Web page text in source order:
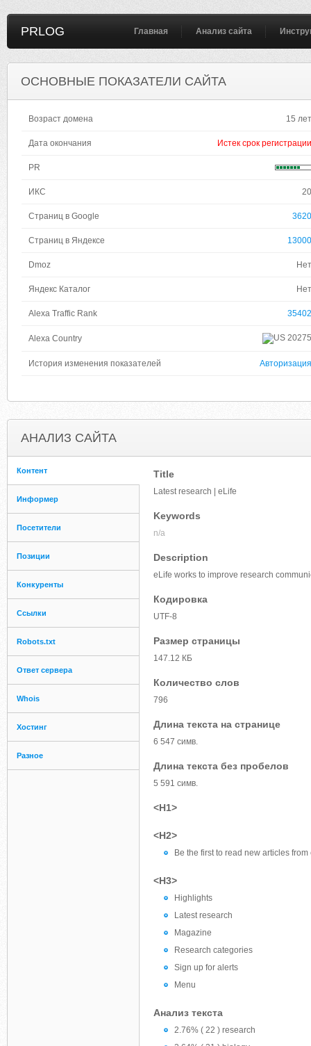
PRLOG Главная Анализ сайта
ОСНОВНЫЕ ПОКАЗАТЕЛИ САЙТА
Возраст домена 15 лет
Дата окончания Истек срок регистрации
PR
ИКС 20
Страниц в Google 3620
Страниц в Яндексе 13000
Dmoz Нет
Яндекс Каталог Нет
Alexa Traffic Rank 35402
Alexa Country 20275
История изменения показателей Авторизация
АНАЛИЗ САЙТА
Контент
Информер
Посетители
Позиции
Конкуренты
Ссылки
Robots.txt
Ответ сервера
Whois
Хостинг
Разное
Title
Latest research | eLife
Keywords
n/a
Description
eLife works to improve research
Кодировка
UTF-8
Размер страницы
147.12 КБ
Количество слов
796
Длина текста на странице
6 547 симв.
Длина текста без пробелов
5 591 симв.
<H1>
<H2>
Be the first to read new articles from
<H3>
Highlights
Latest research
Magazine
Research categories
Sign up for alerts
Menu
Анализ текста
2.76% ( 22 ) research